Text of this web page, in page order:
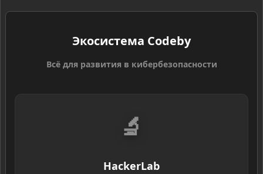
Экосистема Codeby
Всё для развития в кибербезопасности
🔬
HackerLab